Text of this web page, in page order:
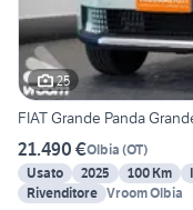
25
FIAT Grande Panda
21.490 €Olbia (OT)
Usato
2025 100 Km
Rivenditore Vroom Olbia